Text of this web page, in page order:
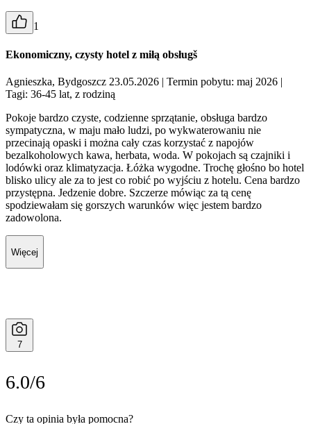
1
Ekonomiczny, czysty hotel z miłą obsługš
Agnieszka, Bydgoszcz 23.05.2026 | Termin pobytu: maj 2026 |
Tagi: 36-45 lat, z rodziną
Pokoje bardzo czyste, codzienne sprzątanie, obsługa bardzo
sympatyczna, w maju mało ludzi, po wykwaterowaniu nie
przecinają opaski i można cały czas korzystać z napojów
bezalkoholowych kawa, herbata, woda. W pokojach są czajniki i
lodówki oraz klimatyzacja. Łóżka wygodne. Trochę głośno bo hotel
blisko ulicy ale za to jest co robić po wyjściu z hotelu. Cena bardzo
przystępna. Jedzenie dobre. Szczerze mówiąc za tą cenę
spodziewałam się gorszych warunków więc jestem bardzo
zadowolona.
Więcej
7
6.0/6
Czy ta opinia była pomocna?